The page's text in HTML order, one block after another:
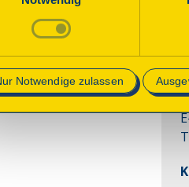
Notwendige zulassen